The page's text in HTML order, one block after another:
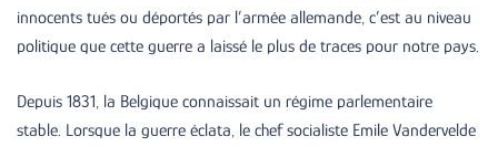
innocents tués ou déportés par l’armée allemande, c’est au niveau
politique que cette guerre a laissé le plus de traces pour notre pays.
Depuis 1831, la Belgique connaissait un régime parlementaire
stable. Lorsque la guerre éclata, le chef socialiste Emile Vandervelde